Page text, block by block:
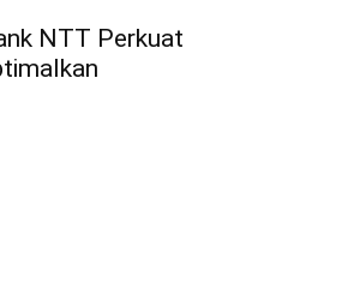
NTT Perkuat